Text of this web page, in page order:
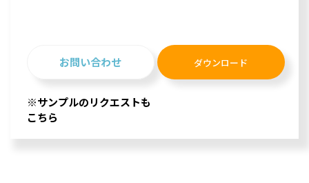
お問い合わせ
※サンプルのリクエストも
こちら
ダウンロード